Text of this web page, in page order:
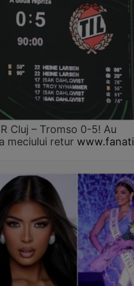
Cluj – Tromso 0-5! Au
meciului retur